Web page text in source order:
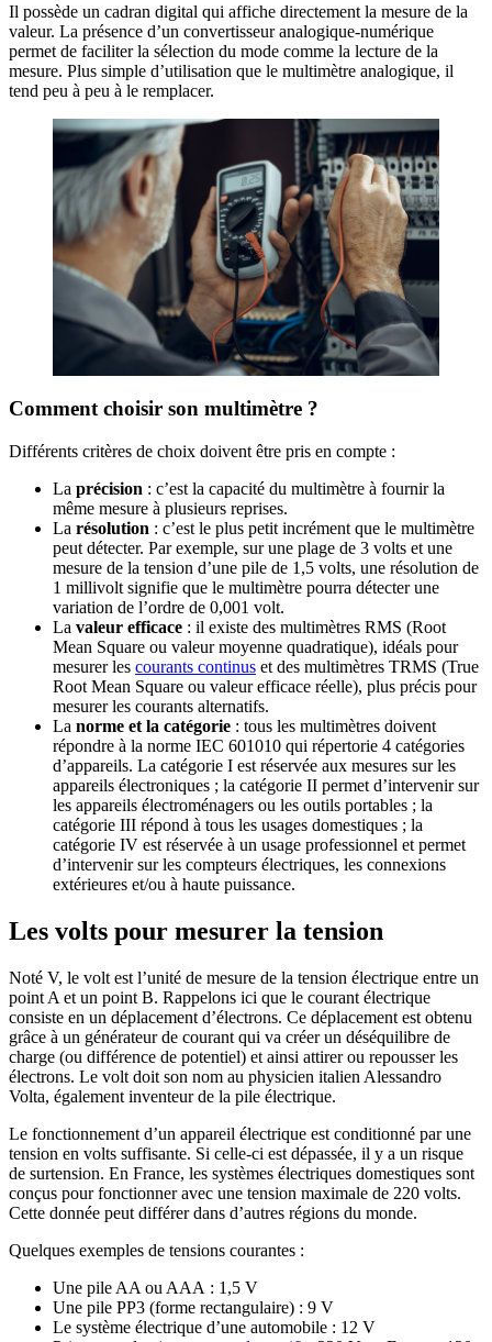
Il possède un cadran digital qui affiche directement la mesure de la
valeur. La présence d’un convertisseur analogique-numérique
permet de faciliter la sélection du mode comme la lecture de la
mesure. Plus simple d’utilisation que le multimètre analogique, il
tend peu à peu à le remplacer.
Comment choisir son multimètre ?
Différents critères de choix doivent être pris en compte :
La précision : c’est la capacité du multimètre à fournir la
même mesure à plusieurs reprises.
La résolution : c’est le plus petit incrément que le multimètre
peut détecter. Par exemple, sur une plage de 3 volts et une
mesure de la tension d’une pile de 1,5 volts, une résolution de
1 millivolt signifie que le multimètre pourra détecter une
variation de l’ordre de 0,001 volt.
La valeur efficace : il existe des multimètres RMS (Root
Mean Square ou valeur moyenne quadratique), idéals pour
mesurer les courants continus et des multimètres TRMS (True
Root Mean Square ou valeur efficace réelle), plus précis pour
mesurer les courants alternatifs.
La norme et la catégorie : tous les multimètres doivent
répondre à la norme IEC 601010 qui répertorie 4 catégories
d’appareils. La catégorie I est réservée aux mesures sur les
appareils électroniques ; la catégorie II permet d’intervenir sur
les appareils électroménagers ou les outils portables ; la
catégorie III répond à tous les usages domestiques ; la
catégorie IV est réservée à un usage professionnel et permet
d’intervenir sur les compteurs électriques, les connexions
extérieures et/ou à haute puissance.
Les volts pour mesurer la tension
Noté V, le volt est l’unité de mesure de la tension électrique entre un
point A et un point B. Rappelons ici que le courant électrique
consiste en un déplacement d’électrons. Ce déplacement est obtenu
grâce à un générateur de courant qui va créer un déséquilibre de
charge (ou différence de potentiel) et ainsi attirer ou repousser les
électrons. Le volt doit son nom au physicien italien Alessandro
Volta, également inventeur de la pile électrique.
Le fonctionnement d’un appareil électrique est conditionné par une
tension en volts suffisante. Si celle-ci est dépassée, il y a un risque
de surtension. En France, les systèmes électriques domestiques sont
conçus pour fonctionner avec une tension maximale de 220 volts.
Cette donnée peut différer dans d’autres régions du monde.
Quelques exemples de tensions courantes :
Une pile AA ou AAA : 1,5 V
Une pile PP3 (forme rectangulaire) : 9 V
Le système électrique d’une automobile : 12 V